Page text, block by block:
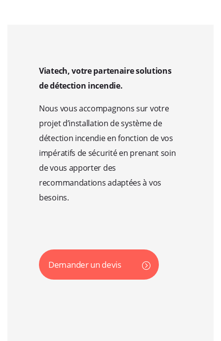
Viatech, votre partenaire solutions
de détection incendie.
Nous vous accompagnons sur votre
projet d’installation de système de
détection incendie en fonction de vos
impératifs de sécurité en prenant soin
de vous apporter des
recommandations adaptées à vos
besoins.
Demander un devis